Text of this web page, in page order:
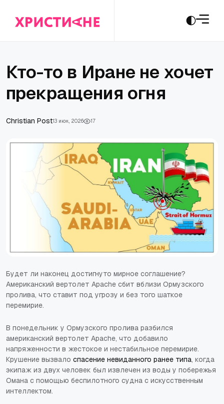
Кто-то в Иране не хочет
прекращения огня
Сhristian Post13 июн., 2026 17
Будет ли наконец достигнуто мирное соглашение?
Американский вертолет Apache сбит вблизи Ормузского
пролива, что ставит под угрозу и без того шаткое
перемирие.
В понедельник у Ормузского пролива разбился
американский вертолет Apache, что добавило
напряженности в жестокое и нестабильное перемирие.
Крушение вызвало спасение невиданного ранее типа, когда
экипаж из двух человек был извлечен из воды у побережья
Омана с помощью беспилотного судна с искусственным
интеллектом.